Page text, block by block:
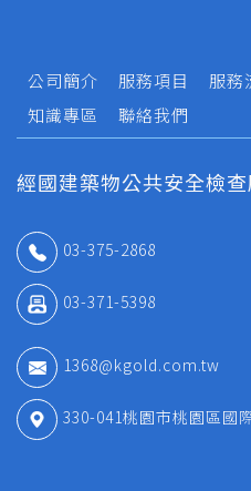
公司簡介 服務項目 服務
知識專區
聯絡我們
經國建築物公共安全檢
03-375-2868
03-371-5398
1368@kgold.com.tw
330-041桃園市桃園區國